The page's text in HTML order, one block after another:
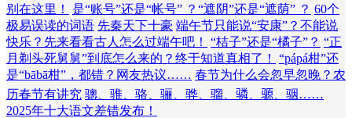
别在这里！
是“账号”还是“帐号” ？“遮阴”还是“遮荫” ？ 60个
极易误读的词语 先秦天下十豪 端午节只能说“安康”？不能说
快乐？先来看看古人怎么过端午吧！
“桔子”还是“橘子”？ “正
月剃头死舅舅”到底怎么来的？终于知道真相了！
“pápá柑”还
是“bābā柑”，都错？网友热议…… 春节为什么会忽早忽晚？农
历春节有讲究 骢、骓、骆、骊、骅、骝、𬴊、𫘪、骃……
2025年十大语文差错发布！